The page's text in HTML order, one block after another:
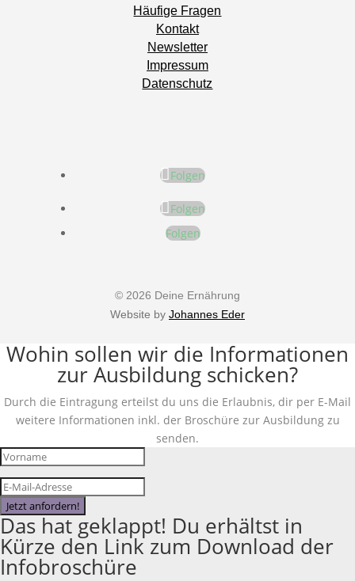
Häufige Fragen
Kontakt
Newsletter
Impressum
Datenschutz
Folgen
Folgen
Folgen
© 2026 Deine Ernährung
Website by Johannes Eder
Wohin sollen wir die Informationen
zur Ausbildung schicken?
Durch die Eintragung erteilst du uns die Erlaubnis, dir per E-Mail
weitere Informationen inkl. der Broschüre zur Ausbildung zu
senden.
Jetzt anfordern!
Das hat geklappt! Du erhältst in
Kürze den Link zum Download der
Infobroschüre